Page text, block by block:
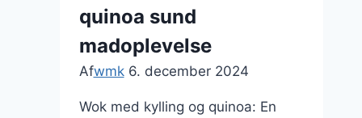
quinoa sund
madoplevelse
Afwmk 6. december 2024
Wok med kylling og quinoa: En